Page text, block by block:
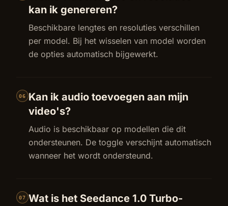
kan ik genereren?
Beschikbare lengtes en resoluties verschillen
per model. Bij het wisselen van model worden
de opties automatisch bijgewerkt.
06
Kan ik audio toevoegen aan mijn
video's?
Audio is beschikbaar op modellen die dit
ondersteunen. De toggle verschijnt automatisch
wanneer het wordt ondersteund.
07 Wat is het Seedance 1.0 Turbo-